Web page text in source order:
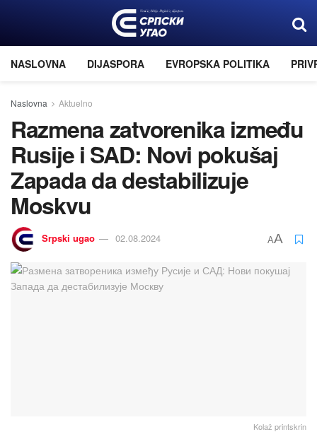
NASLOVNA DIJASPORA EVROPSKA POLITIKA
Naslovna Aktuelno
Razmena zatvorenika između
Rusiјe i SAD: Novi pokušaј
Zapada da destabilizuјe
Moskvu
Srpski ugao 02.08.2024 AA
Kolaž printskrin